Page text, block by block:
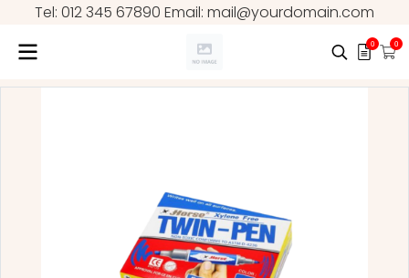
Tel: 012 345 67890 Email: mail@yourdomain.com
0 0